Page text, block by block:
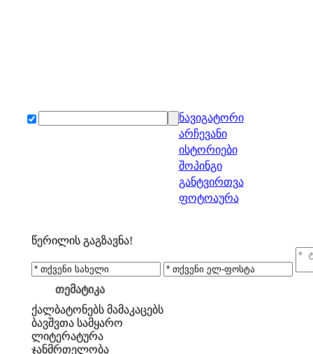
ნავიგატორი
არჩევანი
ისტორიები
შოპინგი
განტვირთვა
ფოტოაურა
წერილის გაგზავნა!
თემატიკა
ქალბატონებს მამაკაცებს
ბავშვთა სამყარო
ლიტერატურა
ჯანმრთელობა